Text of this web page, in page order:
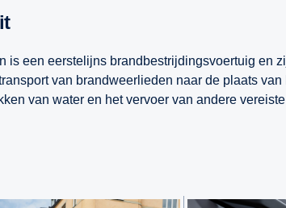
is een eerstelijns brandbestrijdingsvoertuig en
van brandweerlieden naar de plaats van
van water en het vervoer van andere vereiste